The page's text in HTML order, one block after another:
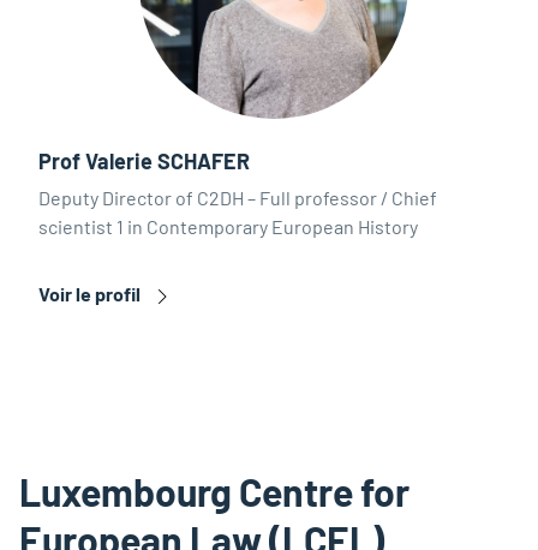
Prof Valerie SCHAFER
Deputy Director of C2DH – Full professor / Chief
scientist 1 in Contemporary European History
Voir le profil
Luxembourg Centre for
European Law (LCEL)